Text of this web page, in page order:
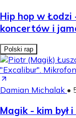
Hip hop w
koncertów i
Polski rap
Damian Michalak •
Magik - kim był